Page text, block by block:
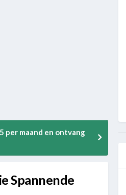
per maand en ontvang
Spannende